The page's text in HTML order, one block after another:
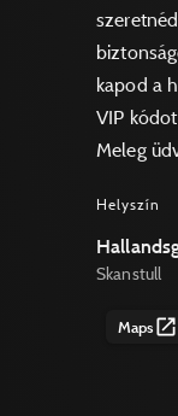
kapod a
VIP
Meleg
Helyszín
Skanstull
Maps